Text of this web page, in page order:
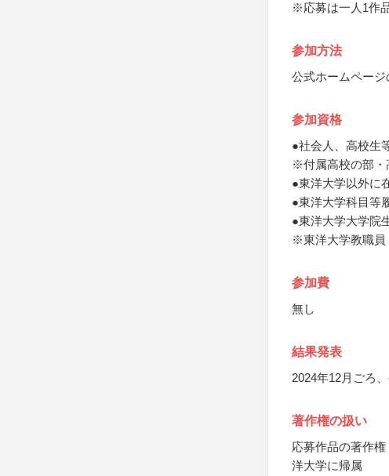
※応募は一人1作
参加方法
公式ホームペー
参加資格
●社会人、高校生
※付属高校の部・
●東洋大学以外に
●東洋大学科目等
●東洋大学大学院
※東洋大学教職員
参加費
無し
結果発表
2024年12月ごろ
著作権の扱い
応募作品の著作
洋大学に帰属